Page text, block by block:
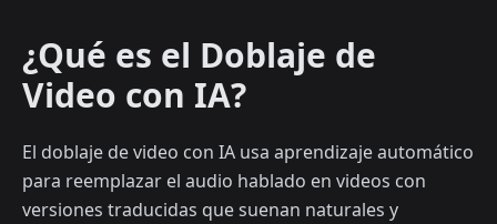
¿Qué es el Doblaje de
Video con IA?
El doblaje de video con IA usa aprendizaje automático
para reemplazar el audio hablado en videos con
versiones traducidas que suenan naturales y